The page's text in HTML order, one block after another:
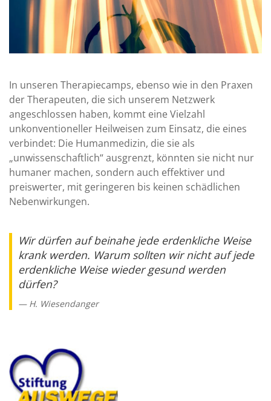
In unseren Therapiecamps, ebenso wie in den Praxen
der Therapeuten, die sich unserem Netzwerk
angeschlossen haben, kommt eine Vielzahl
unkonventioneller Heilweisen zum Einsatz, die eines
verbindet: Die Humanmedizin, die sie als
„unwissenschaftlich“ ausgrenzt, könnten sie nicht nur
humaner machen, sondern auch effektiver und
preiswerter, mit geringeren bis keinen schädlichen
Nebenwirkungen.
Wir dürfen auf beinahe jede erdenkliche Weise
krank werden. Warum sollten wir nicht auf jede
erdenkliche Weise wieder gesund werden
dürfen?
H. Wiesendanger